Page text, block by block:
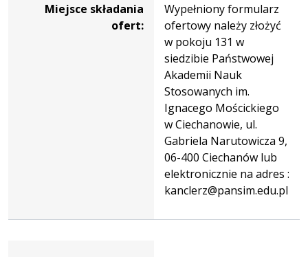
Miejsce składania
ofert:
Wypełniony formularz
ofertowy należy złożyć
w pokoju 131 w
siedzibie Państwowej
Akademii Nauk
Stosowanych im.
Ignacego Mościckiego
w Ciechanowie, ul.
Gabriela Narutowicza 9,
06-400 Ciechanów lub
elektronicznie na adres :
kanclerz@pansim.edu.pl